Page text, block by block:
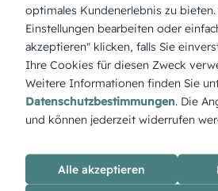
'Weihnachtskerze' – sanft flackerndes
Raum in warmen Glanz hüllt, während
goldenen Ornamenten tanzen und
Stimmung entfalten.
optimales Kundenerlebnis zu
Einstellungen bearbeiten oder
akzeptieren" klicken, falls Sie
Ihre Cookies für diesen Zweck
Weitere Informationen finden Sie
Datenschutzbestimmungen. Die
und können jederzeit widerrufen
Alle akzeptieren